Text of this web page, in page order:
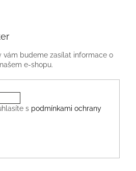
vám budeme zasílat informace o
e-shopu.
s podmínkami ochrany